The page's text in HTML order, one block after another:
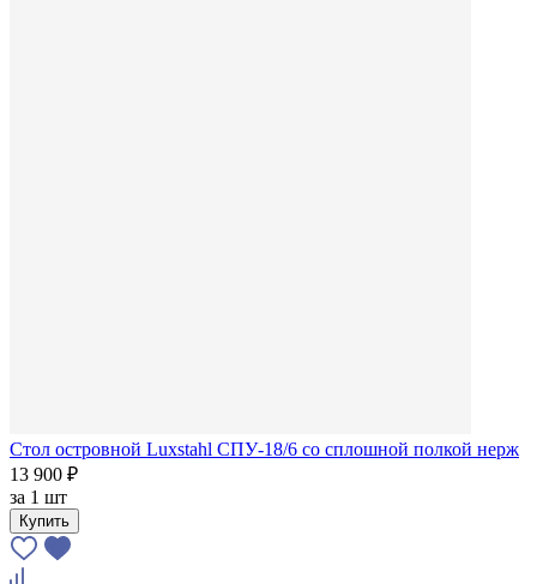
Стол островной Luxstahl СПУ-18/6 со сплошной полкой нерж
13 900 ₽
за 1 шт
Купить